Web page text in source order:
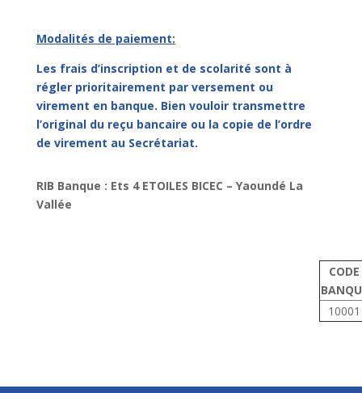
Modalités de paiement:
Les frais d’inscription et de scolarité sont à
régler prioritairement par versement ou
virement en banque. Bien vouloir transmettre
l’original du reçu bancaire ou la copie de l’ordre
de virement au Secrétariat.
RIB Banque : Ets 4 ETOILES BICEC – Yaoundé La
Vallée
CODE
10001